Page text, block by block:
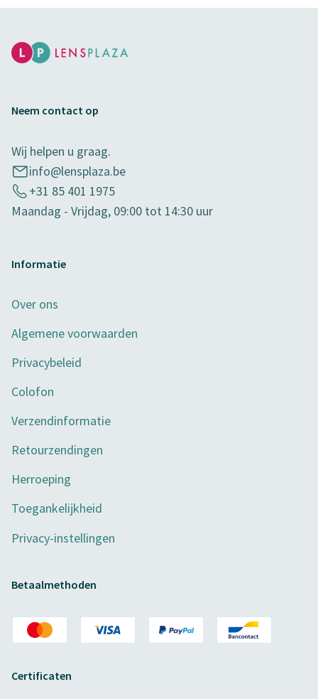
Neem contact op
Wij helpen u graag.
info@lensplaza.be
+31 85 401 1975
Maandag - Vrijdag, 09:00 tot 14:30 uur
Informatie
Over ons
Algemene voorwaarden
Privacybeleid
Colofon
Verzendinformatie
Retourzendingen
Herroeping
Toegankelijkheid
Privacy-instellingen
Betaalmethoden
Certificaten